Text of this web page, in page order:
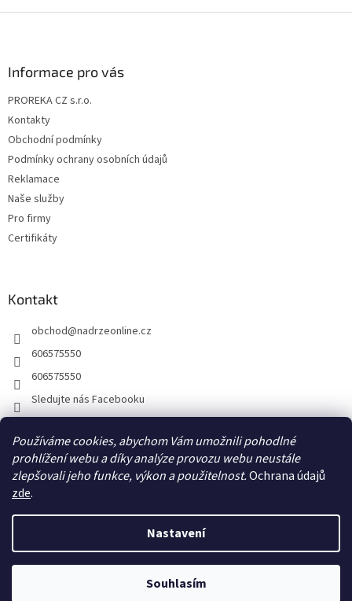
Používáme cookies, abychom Vám umožnili pohodlné
prohlížení webu a díky analýze provozu webu neustále
zlepšovali jeho funkce, výkon a použitelnost.Ochrana údajů
zde.
Nastavení
Souhlasím
Informace pro vás
PROREKA CZ s.r.o.
Kontakty
Obchodní podmínky
Podmínky ochrany osobních údajů
Reklamace
Naše služby
Pro firmy
Certifikáty
Kontakt
obchod@nadrzeonline.cz
606575550
606575550
Sledujte nás Facebooku
Vytvořil Shoptet
NÁDRŽEONLINE.CZ. Všechna práva vyhrazena.